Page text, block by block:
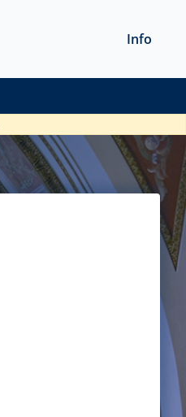
Info